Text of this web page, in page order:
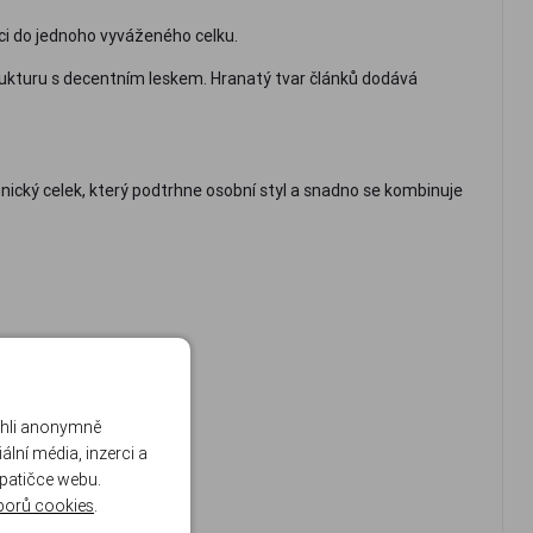
do jednoho vyváženého celku.
s decentním leskem. Hranatý tvar článků dodává
celek, který podtrhne osobní styl a snadno se kombinuje
aktuální.
anonymně
média, inzerci a
webu.
cookies